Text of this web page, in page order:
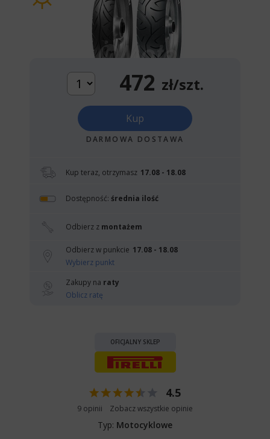
472 zł/szt.
Kup
DARMOWA DOSTAWA
Kup teraz, otrzymasz 17.08 - 18.08
Dostępność: średnia ilość
Odbierz z montażem
Odbierz w punkcie 17.08 - 18.08
Wybierz punkt
Zakupy na raty
Oblicz ratę
OFICJALNY SKLEP
4.5
9 opinii Zobacz wszystkie opinie
Typ: Motocyklowe